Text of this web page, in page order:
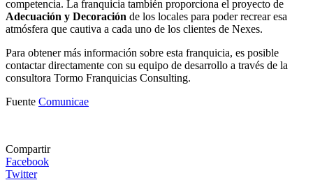
competencia. La franquicia también proporciona el proyecto de
Adecuación y Decoración de los locales para poder recrear esa
atmósfera que cautiva a cada uno de los clientes de Nexes.
Para obtener más información sobre esta franquicia, es posible
contactar directamente con su equipo de desarrollo a través de la
consultora Tormo Franquicias Consulting.
Fuente Comunicae
Compartir
Facebook
Twitter